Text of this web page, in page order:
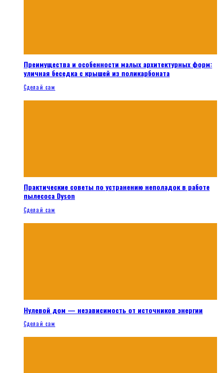
Преимущества и особенности малых архитектурных форм:
уличная беседка с крышей из поликарбоната
Сделай сам
Практические советы по устранению неполадок в работе
пылесоса Dyson
Сделай сам
Нулевой дом — независимость от источников энергии
Сделай сам